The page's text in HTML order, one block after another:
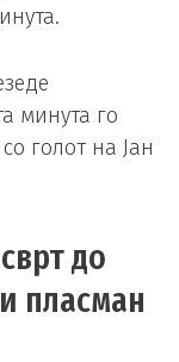
минута го
голот на Јан
до
пласман